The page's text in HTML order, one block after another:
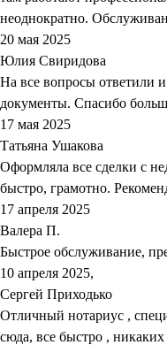
неоднократно.
20 мая 2025
Юлия Свиридова
На все вопросы ответили
документы. Спасибо
17 мая 2025
Татьяна Ушакова
Оформляла все сделки с
быстро, грамотно.
17 апреля 2025
Валера П.
Быстрое обслуживание,
10 апреля 2025,
Сергей Приходько
Отличный нотариус ,
сюда, все быстро ,